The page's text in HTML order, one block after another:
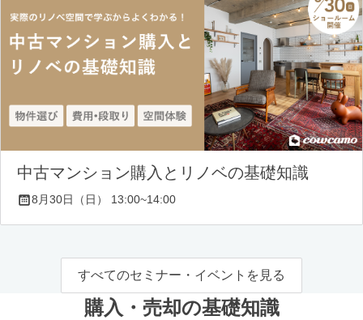
中古マンション購入とリノベの基礎知識
8月30日（日） 13:00~14:00
すべてのセミナー・イベントを見る
購入・売却の基礎知識